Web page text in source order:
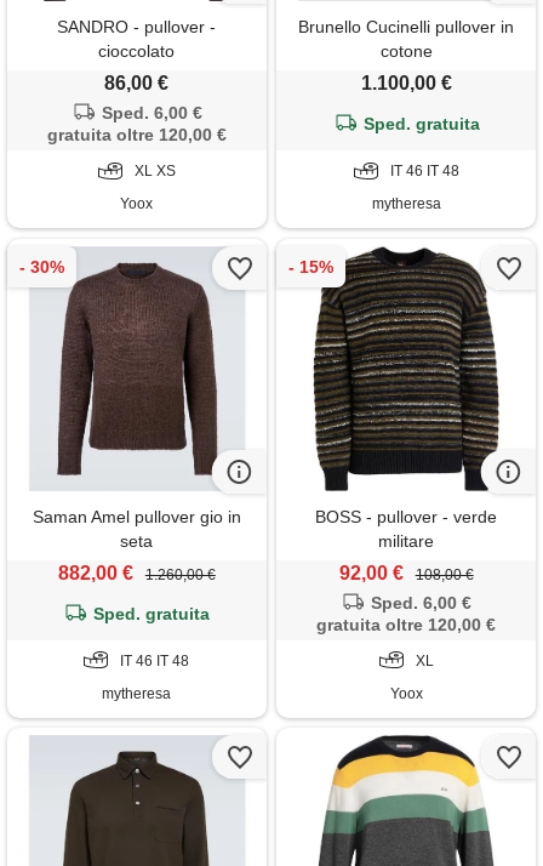
SANDRO - pullover -
cioccolato
86,00 €
Sped. 6,00 €
gratuita oltre 120,00 €
XL XS
Yoox
Brunello Cucinelli pullover in
cotone
1.100,00 €
Sped. gratuita
IT 46 IT 48
mytheresa
Saman Amel pullover gio in
seta
882,00 € 1.260,00 €
Sped. gratuita
IT 46 IT 48
mytheresa
BOSS - pullover - verde
militare
92,00 € 108,00 €
Sped. 6,00 €
gratuita oltre 120,00 €
XL
Yoox